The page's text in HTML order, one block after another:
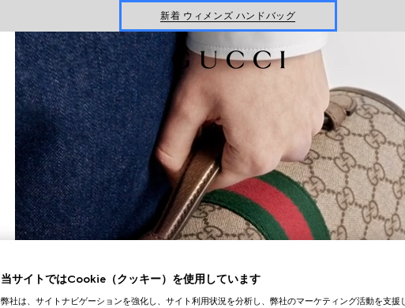
新着 ウィメンズ ハンドバッグ
最新 Gucci Monte Carlo ウィメンズ メンズ
最新ウォレット
新着 ウィメンズ ハンドバッグ
当サイトではCookie（クッキー）を使用しています
弊社は、サイトナビゲーションを強化し、サイト利用状況を分析し、弊社のマーケティング活動を支援